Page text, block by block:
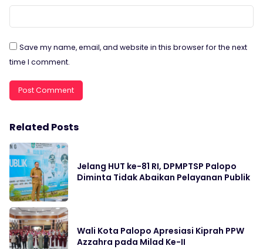
Save my name, email, and website in this browser for the next
time I comment.
Related Posts
Jelang HUT ke-81 RI, DPMPTSP Palopo
Diminta Tidak Abaikan Pelayanan Publik
Wali Kota Palopo Apresiasi Kiprah PPW
Azzahra pada Milad Ke-II